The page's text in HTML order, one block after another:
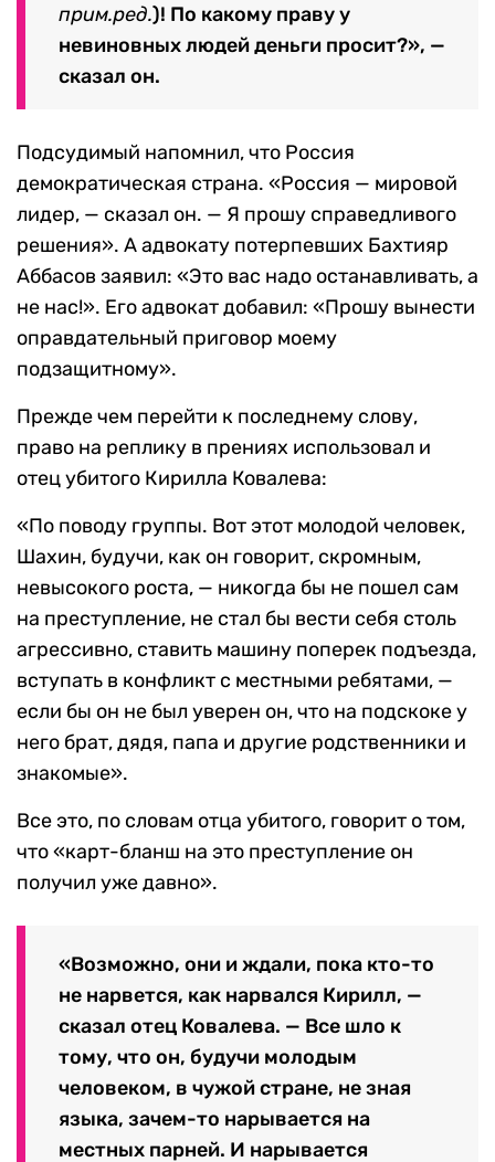
прим.ред.)! По какому праву у
невиновных людей деньги просит?», —
сказал он.
Подсудимый напомнил, что Россия
демократическая страна. «Россия — мировой
лидер, — сказал он. — Я прошу справедливого
решения». А адвокату потерпевших Бахтияр
Аббасов заявил: «Это вас надо останавливать, а
не нас!». Его адвокат добавил: «Прошу вынести
оправдательный приговор моему
подзащитному».
Прежде чем перейти к последнему слову,
право на реплику в прениях использовал и
отец убитого Кирилла Ковалева:
«По поводу группы. Вот этот молодой человек,
Шахин, будучи, как он говорит, скромным,
невысокого роста, — никогда бы не пошел сам
на преступление, не стал бы вести себя столь
агрессивно, ставить машину поперек подъезда,
вступать в конфликт с местными ребятами, —
если бы он не был уверен он, что на подскоке у
него брат, дядя, папа и другие родственники и
знакомые».
Все это, по словам отца убитого, говорит о том,
что «карт-бланш на это преступление он
получил уже давно».
«Возможно, они и ждали, пока кто-то
не нарвется, как нарвался Кирилл, —
сказал отец Ковалева. — Все шло к
тому, что он, будучи молодым
человеком, в чужой стране, не зная
языка, зачем-то нарывается на
местных парней. И нарывается